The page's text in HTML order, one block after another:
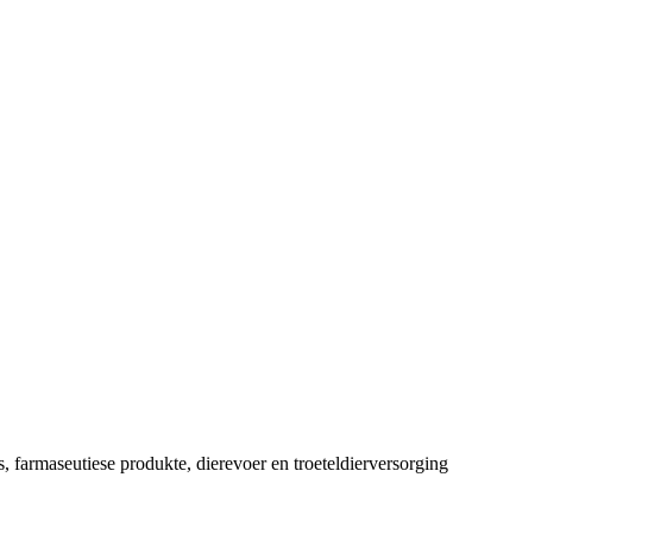
produkte, dierevoer en troeteldierversorging